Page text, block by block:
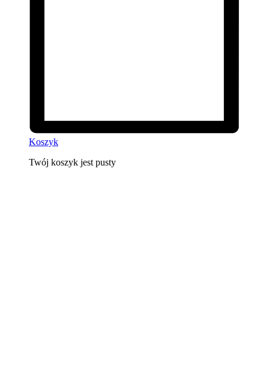
Koszyk
Twój koszyk jest pusty